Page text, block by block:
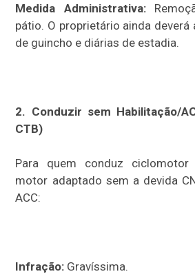
Medida Administrativa:
pátio. O proprietário ainda
de guincho e diárias de estadia.
2. Conduzir sem Habilitação/
CTB)
Para quem conduz
motor adaptado sem a devida
ACC:
Infração: Gravíssima.